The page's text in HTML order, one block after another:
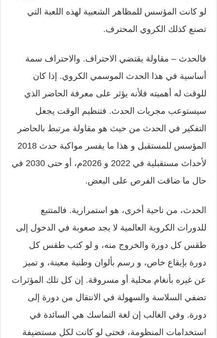
لو كانت المؤسس للمظاهر الشعبية لهذه اللعبة التي
تصنع كذلك الكروي المحترف.
فالحدث – مقاولة يقتضي الاحتراف. والاحتراف سمة
أساسية في هذا الحدث الموسمي الكروي. إذا كان
للوقت له أهميته فلأنه يؤثر على معرفة الحاضر الذي
سيستوعب مجريات الحدث. فتنظيم الوقت يجعل
التفكير في الحدث من حيث هو مقاولة مرتبط بالحاضر
المؤسس للمستقبل و هذا ما يفسر مواكبة حدث 2018
لأحداث مستقبلية في 2022 و 2026م، أو حتى 2030 في
حال ما ضاقت الفرص على البعض.
الحدث، من ناحية أخرى، هو استمرارية. فالمتتبع
للدورات الكروية العالمية لا يجد صعوبة في الدخول إلى
طقس كل دورة والخروج منه، و لو كتب طقس كل
دورة بإيقاع خاص، و رسم بألوان وطنية معينة، و تميز
عن غيره بأنغام محلية أو مسروقة. إن كل تلك المؤثرات
تضفي السلاسة والسهولة في الانتقال من دورة إلى
دورة. وفي الغالب إن لغة التماسك هي السائدة في
استخدامات المنظومة، فحتى لو كانت لكل مستضيفة